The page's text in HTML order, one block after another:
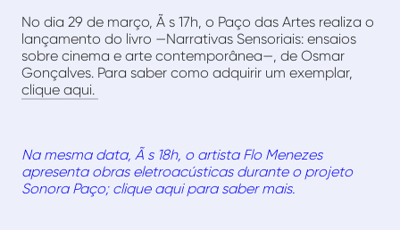
No dia 29 de março, Ã s 17h, o Paço das Artes realiza o
lançamento do livro —Narrativas Sensoriais: ensaios
sobre cinema e arte contemporânea—, de Osmar
Gonçalves. Para saber como adquirir um exemplar,
clique aqui.
Na mesma data, Ã s 18h, o artista Flo Menezes
apresenta obras eletroacústicas durante o projeto
Sonora Paço; clique aqui para saber mais.